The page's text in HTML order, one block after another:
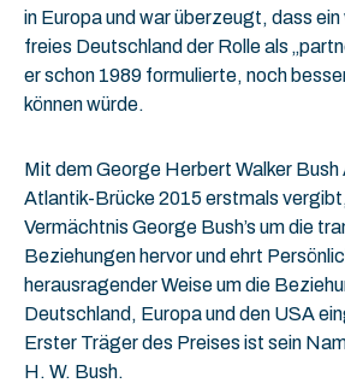
in Europa und war überzeugt, dass
freies Deutschland der Rolle als
er schon 1989 formulierte, noch
können würde.
Mit dem George Herbert Walker Bush
Atlantik-Brücke 2015 erstmals
Vermächtnis George Bush’s um die
Beziehungen hervor und ehrt
herausragender Weise um die
Deutschland, Europa und den USA
Erster Träger des Preises ist sein
H. W. Bush.